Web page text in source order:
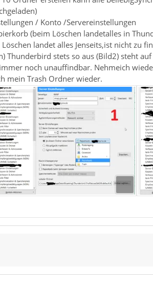
/ Konto /Servereinstellungen
(beim Löschen landetalles in
landet alles Jenseits,ist nicht zu
Thunderbird stets so aus (Bild2) steht
noch unauffindbar. Nehmeich
mein Trash Ordner wieder.